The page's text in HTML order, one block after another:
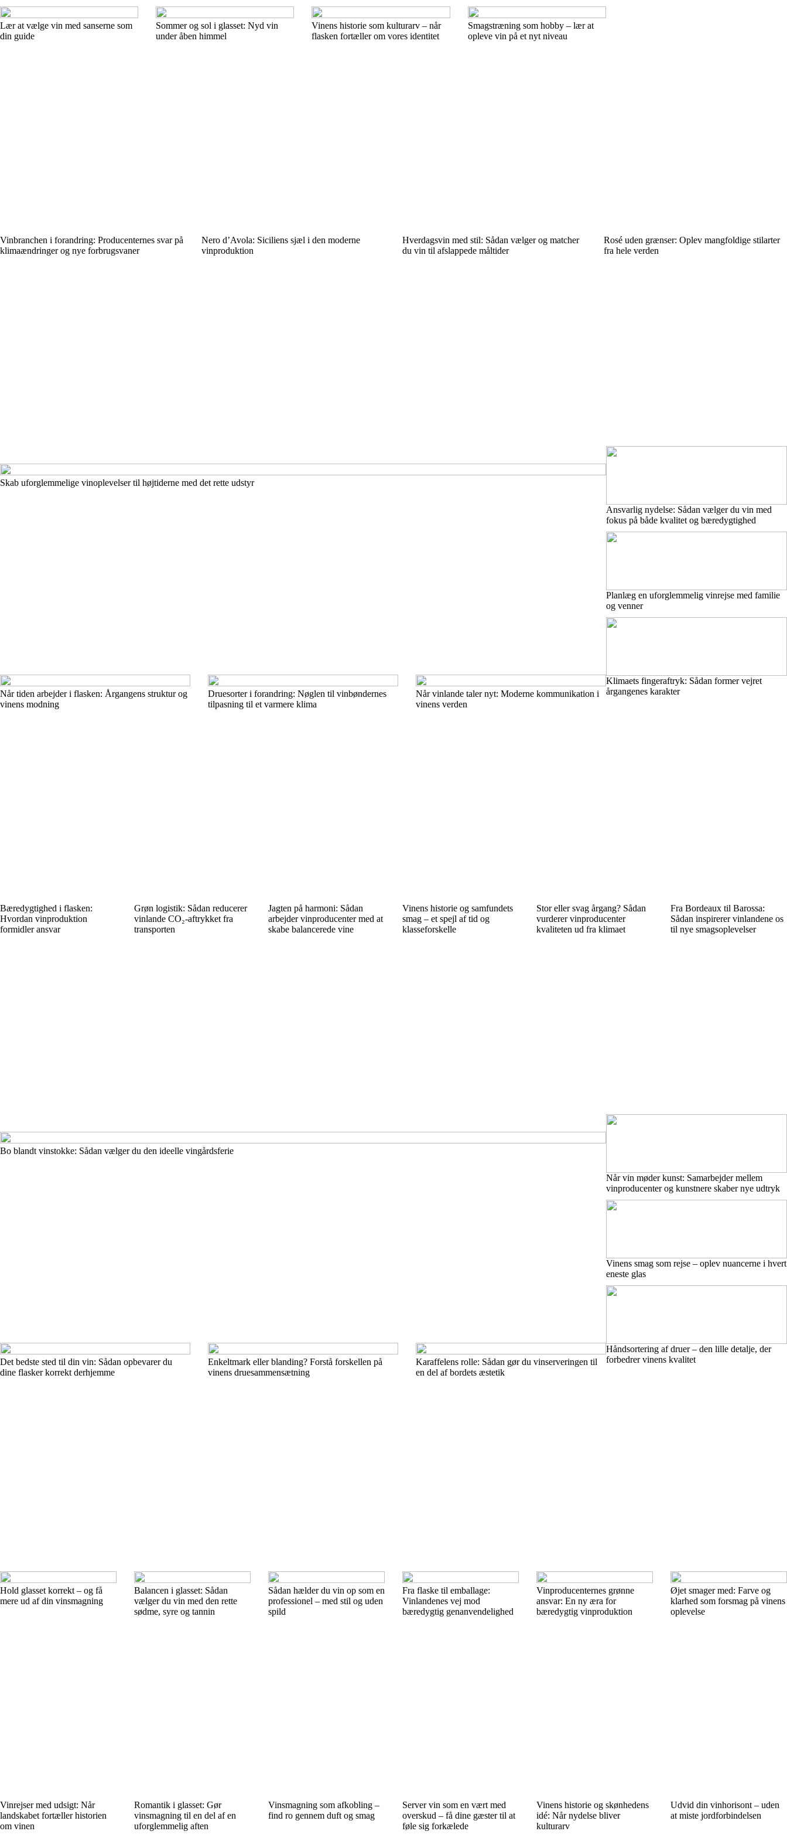
Lær at vælge vin med sanserne som
din guide
Sommer og sol i glasset: Nyd vin
under åben himmel
Vinens historie som kulturarv – når
flasken fortæller om vores identitet
Smagstræning som hobby – lær at
opleve vin på et nyt niveau
Vinbranchen i forandring: Producenternes svar på
klimaændringer og nye forbrugsvaner
Nero d’Avola: Siciliens sjæl i den moderne
vinproduktion
Hverdagsvin med stil: Sådan vælger og matcher
du vin til afslappede måltider
Rosé uden grænser: Oplev mangfoldige stilarter
fra hele verden
Skab uforglemmelige vinoplevelser til højtiderne med det rette udstyr
Når tiden arbejder i flasken: Årgangens struktur og
vinens modning
Druesorter i forandring: Nøglen til vinbøndernes
tilpasning til et varmere klima
Når vinlande taler nyt: Moderne kommunikation i
vinens verden
Ansvarlig nydelse: Sådan vælger du vin med
fokus på både kvalitet og bæredygtighed
Planlæg en uforglemmelig vinrejse med familie
og venner
Klimaets fingeraftryk: Sådan former vejret
årgangenes karakter
Bæredygtighed i flasken:
Hvordan vinproduktion
formidler ansvar
Grøn logistik: Sådan reducerer
vinlande CO₂-aftrykket fra
transporten
Jagten på harmoni: Sådan
arbejder vinproducenter med at
skabe balancerede vine
Vinens historie og samfundets
smag – et spejl af tid og
klasseforskelle
Stor eller svag årgang? Sådan
vurderer vinproducenter
kvaliteten ud fra klimaet
Fra Bordeaux til Barossa:
Sådan inspirerer vinlandene os
til nye smagsoplevelser
Bo blandt vinstokke: Sådan vælger du den ideelle vingårdsferie
Det bedste sted til din vin: Sådan opbevarer du
dine flasker korrekt derhjemme
Enkeltmark eller blanding? Forstå forskellen på
vinens druesammensætning
Karaffelens rolle: Sådan gør du vinserveringen til
en del af bordets æstetik
Når vin møder kunst: Samarbejder mellem
vinproducenter og kunstnere skaber nye udtryk
Vinens smag som rejse – oplev nuancerne i hvert
eneste glas
Håndsortering af druer – den lille detalje, der
forbedrer vinens kvalitet
Hold glasset korrekt – og få
mere ud af din vinsmagning
Balancen i glasset: Sådan
vælger du vin med den rette
sødme, syre og tannin
Sådan hælder du vin op som en
professionel – med stil og uden
spild
Fra flaske til emballage:
Vinlandenes vej mod
bæredygtig genanvendelighed
Vinproducenternes grønne
ansvar: En ny æra for
bæredygtig vinproduktion
Øjet smager med: Farve og
klarhed som forsmag på vinens
oplevelse
Vinrejser med udsigt: Når
landskabet fortæller historien
om vinen
Romantik i glasset: Gør
vinsmagning til en del af en
uforglemmelig aften
Vinsmagning som afkobling –
find ro gennem duft og smag
Server vin som en vært med
overskud – få dine gæster til at
føle sig forkælede
Vinens historie og skønhedens
idé: Når nydelse bliver
kulturarv
Udvid din vinhorisont – uden
at miste jordforbindelsen